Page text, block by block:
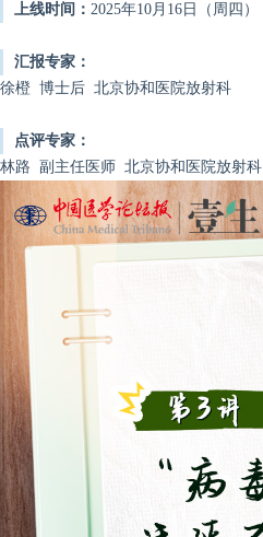
上线时间： 2025年10月16日（周四）
汇报专家：
徐橙 博士后 北京协和医院放射科
点评专家：
林路 副主任医师 北京协和医院放射科